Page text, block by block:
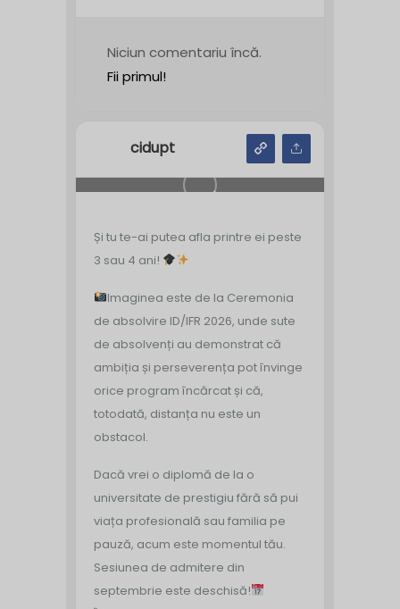
Niciun comentariu încă.
Fii primul!
cidupt
Și tu te-ai putea afla printre ei peste
3 sau 4 ani!
Imaginea este de la Ceremonia
de absolvire ID/IFR 2026, unde sute
de absolvenți au demonstrat că
ambiția și perseverența pot învinge
orice program încărcat și că,
totodată, distanța nu este un
obstacol.
Dacă vrei o diplomă de la o
universitate de prestigiu fără să pui
viața profesională sau familia pe
pauză, acum este momentul tău.
Sesiunea de admitere din
septembrie este deschisă!